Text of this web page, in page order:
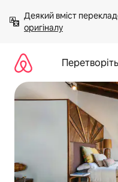
вмісту
Деякий вміст
оригіналу